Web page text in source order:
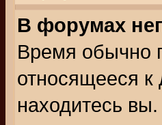
В форумах
Время обычно
относящееся к
находитесь